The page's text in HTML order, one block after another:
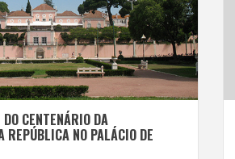
CENTENÁRIO DA
REPÚBLICA NO PALÁCIO DE